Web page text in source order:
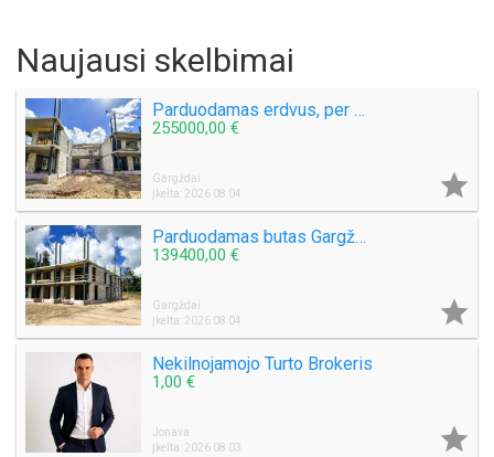
Naujausi skelbimai
Parduodamas erdvus, per 2 aukštus išplanuotas butas Gargždų miesto parke!
255000,00 €
Gargždai
Įkelta: 2026 08 04

Parduodamas butas Gargždų miesto parke! Nauja statyba!
139400,00 €
Gargždai
Įkelta: 2026 08 04

Nekilnojamojo Turto Brokeris
1,00 €
Jonava
Įkelta: 2026 08 03
